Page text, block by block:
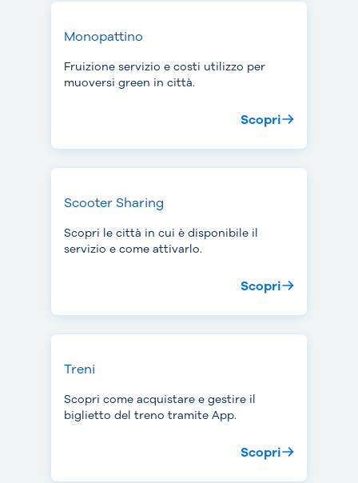
Monopattino
Fruizione servizio e costi utilizzo per
muoversi green in città.
Scopri
Scooter Sharing
Scopri le città in cui è disponibile il
servizio e come attivarlo.
Scopri
Treni
Scopri come acquistare e gestire il
biglietto del treno tramite App.
Scopri